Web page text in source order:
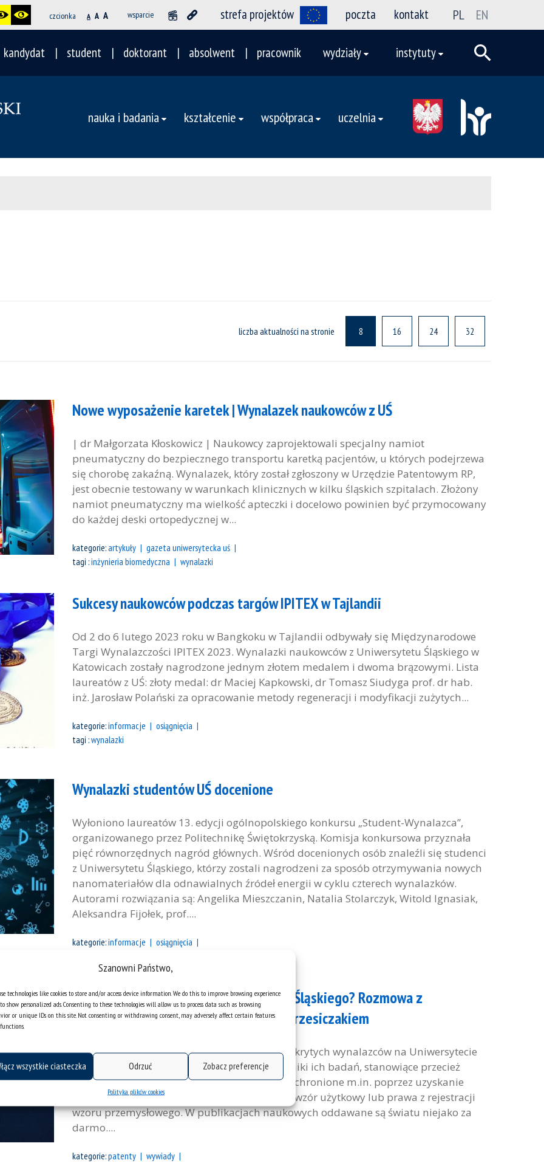
Szanowni Państwo,
technologies like cookies to store and/or access device information. We do this to improve browsing experience
show personalized ads. Consenting to these technologies will allow us to process data such as browsing
or unique IDs on this site. Not consenting or withdrawing consent, may adversely affect certain features
wszystkie ciasteczka Odrzuć Zobacz preferencje
Polityka plików cookies
czcionka A A A wsparcie strefa projektów poczta kontakt PL EN
kandydat student doktorant absolwent pracownik wydziały instytuty
nauka i badania kształcenie współpraca uczelnia
liczba aktualności na stronie 8 16 24 32
Nowe wyposażenie karetek | Wynalazek naukowców z UŚ
| dr Małgorzata Kłoskowicz | Naukowcy zaprojektowali specjalny namiot
pneumatyczny do bezpiecznego transportu karetką pacjentów, u których podejrzewa
się chorobę zakaźną. Wynalazek, który został zgłoszony w Urzędzie Patentowym RP,
jest obecnie testowany w warunkach klinicznych w kilku śląskich szpitalach. Złożony
namiot pneumatyczny ma wielkość apteczki i docelowo powinien być przymocowany
do każdej deski ortopedycznej w...
kategorie:artykuły
gazeta uniwersytecka uś
tagi :inżynieria biomedyczna wynalazki
Sukcesy naukowców podczas targów IPITEX w Tajlandii
Od 2 do 6 lutego 2023 roku w Bangkoku w Tajlandii odbywały się Międzynarodowe
Targi Wynalazczości IPITEX 2023. Wynalazki naukowców z Uniwersytetu Śląskiego w
Katowicach zostały nagrodzone jednym złotem medalem i dwoma brązowymi. Lista
laureatów z UŚ: złoty medal: dr Maciej Kapkowski, dr Tomasz Siudyga prof. dr hab.
inż. Jarosław Polański za opracowanie metody regeneracji i modyfikacji zużytych...
kategorie:informacje
osiągnięcia
tagi :wynalazki
Wynalazki studentów UŚ docenione
Wyłoniono laureatów 13. edycji ogólnopolskiego konkursu „Student-Wynalazca”,
organizowanego przez Politechnikę Świętokrzyską. Komisja konkursowa przyznała
pięć równorzędnych nagród głównych. Wśród docenionych osób znaleźli się studenci
z Uniwersytetu Śląskiego, którzy zostali nagrodzeni za sposób otrzymywania nowych
nanomateriałów dla odnawialnych źródeł energii w cyklu czterech wynalazków.
Autorami rozwiązania są: Angelika Mieszczanin, Natalia Stolarczyk, Witold Ignasiak,
Aleksandra Fijołek, prof....
kategorie:informacje
osiągnięcia
Co patentują naukowcy z Uniwersytetu Śląskiego? Rozmowa z
rzecznikiem patentowym Mariuszem Grzesiczakiem
Jestem przekonany, że jest jeszcze wielu nieodkrytych wynalazców na Uniwersytecie
Śląskim. Być może nie pomyśleli o tym, że wyniki ich badań, stanowiące przecież
własność intelektualną, mogą być dodatkowo chronione m.in. poprzez uzyskanie
patentu na wynalazek, prawa ochronnego na wzór użytkowy lub prawa z rejestracji
wzoru przemysłowego. W publikacjach naukowych oddawane są światu niejako za
darmo....
kategorie:patenty
wywiady